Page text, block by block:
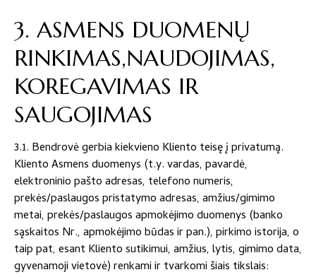
3. ASMENS DUOMENŲ
RINKIMAS,NAUDOJIMAS,
KOREGAVIMAS IR
SAUGOJIMAS
3.1. Bendrovė gerbia kiekvieno Kliento teisę į privatumą.
Kliento Asmens duomenys (t.y. vardas, pavardė,
elektroninio pašto adresas, telefono numeris,
prekės/paslaugos pristatymo adresas, amžius/gimimo
metai, prekės/paslaugos apmokėjimo duomenys (banko
sąskaitos Nr., apmokėjimo būdas ir pan.), pirkimo istorija, o
taip pat, esant Kliento sutikimui, amžius, lytis, gimimo data,
gyvenamoji vietovė) renkami ir tvarkomi šiais tikslais: